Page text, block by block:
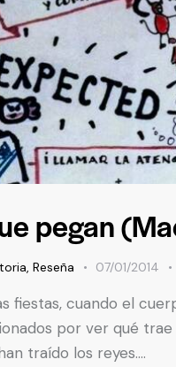
pegan
, Reseña 07/01/2014
fiestas, cuando el
por ver qué
traído los reyes.…